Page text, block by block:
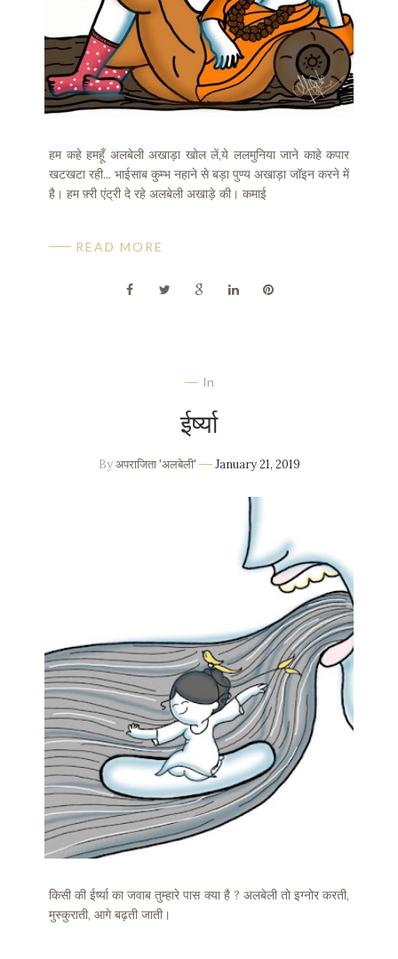
हम कहे हमहूँ अलबेली अखाड़ा खोल लें,ये ललमुनिया जाने काहे कपार
खटखटा रही... भाईसाब कुम्भ नहाने से बड़ा पुण्य अखाड़ा जॉइन करने में
है। हम फ़्री एंट्री दे रहे अलबेली अखाड़े की। कमाई
READ MORE
In
ईर्ष्या
Byअपराजिता 'अलबेली' January 21, 2019
किसी की ईर्ष्या का जवाब तुम्हारे पास क्या है ? अलबेली तो इग्नोर करती,
मुस्कुराती, आगे बढ़ती जाती।